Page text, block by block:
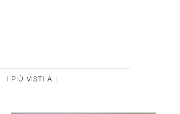
I PIÙ VISTI A :